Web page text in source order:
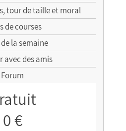
tour de taille et moral
de courses
la semaine
avec des amis
Forum
0 €